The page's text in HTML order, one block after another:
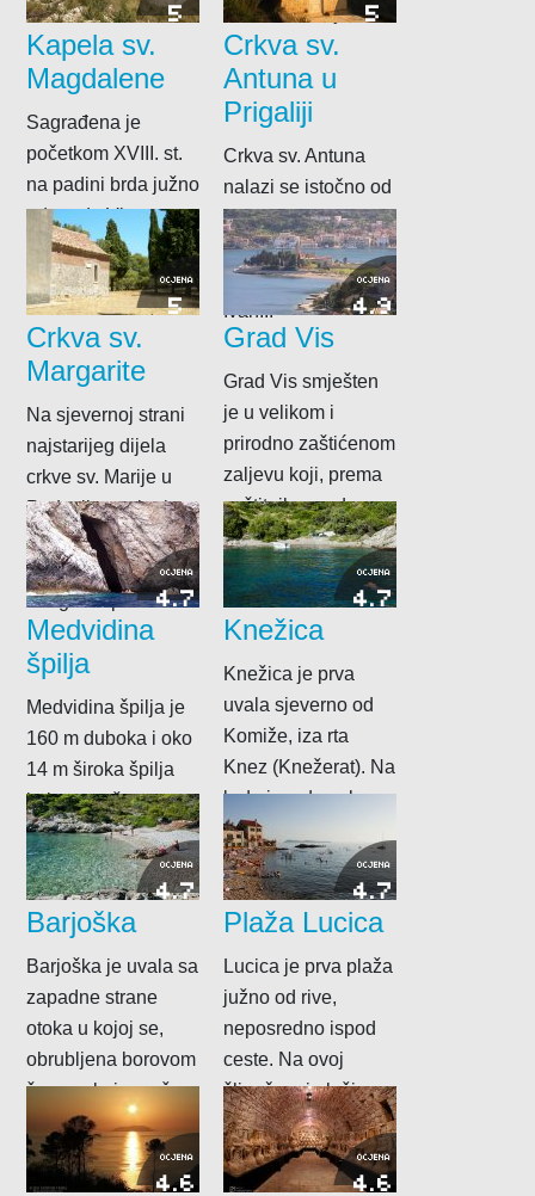
Komiže, udaljeno...
5
Kapela sv.
Magdalene
Sagrađena je
početkom XVIII. st.
na padini brda južno
od grada Visa.
Jedna je od novijih
crkvica na...
5
Crkva sv.
Antuna u
Prigaliji
Crkva sv. Antuna
nalazi se istočno od
sela Podšpilja, a
dao ju je sagraditi
kanonik i vikar
Ivan...
OCJENA
5
Crkva sv.
Margarite
Na sjevernoj strani
najstarijeg dijela
crkve sv. Marije u
Podselju naslanja
se jednostavna
gotička crkvica sv.
Margarite prvi...
OCJENA
4.9
Grad Vis
Grad Vis smješten
je u velikom i
prirodno zaštićenom
zaljevu koji, prema
zaštitniku grada,
nosi ime uvala
svetog...
OCJENA
4.7
Medvidina
špilja
Medvidina špilja je
160 m duboka i oko
14 m široka špilja
koja se sužava
prema kraju na...
OCJENA
4.7
Knežica
Knežica je prva
uvala sjeverno od
Komiže, iza rta
Knez (Knežerat). Na
brdu iznad uvale
nalaze se ostaci...
OCJENA
4.7
Barjoška
Barjoška je uvala sa
zapadne strane
otoka u kojoj se,
obrubljena borovom
šumom koja pruža
duboku hladovinu,
nalazi...
OCJENA
4.7
Plaža Lucica
Lucica je prva plaža
južno od rive,
neposredno ispod
ceste. Na ovoj
šljunčanoj plaži
postoji kabina za
presvlačenje,...
OCJENA
4.6
OCJENA
4.6